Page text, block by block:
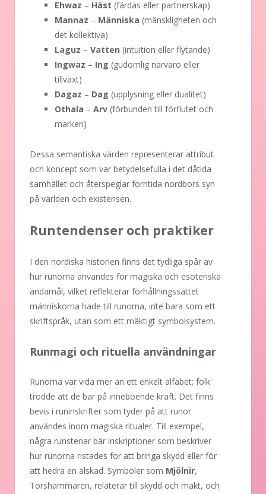
Ehwaz – Häst (färdas eller partnerskap)
Mannaz – Människa (mänskligheten och
det kollektiva)
Laguz – Vatten (intuition eller flytande)
Ingwaz – Ing (gudomlig närvaro eller
tillväxt)
Dagaz – Dag (upplysning eller dualitet)
Othala – Arv (förbunden till förflutet och
marken)
Dessa semantiska värden representerar attribut
och koncept som var betydelsefulla i det dåtida
samhället och återspeglar forntida nordbors syn
på världen och existensen.
Runtendenser och praktiker
I den nordiska historien finns det tydliga spår av
hur runorna användes för magiska och esoteriska
ändamål, vilket reflekterar förhållningssättet
människorna hade till runorna, inte bara som ett
skriftspråk, utan som ett mäktigt symbolsystem.
Runmagi och rituella användningar
Runorna var vida mer än ett enkelt alfabet; folk
trodde att de bar på inneboende kraft. Det finns
bevis i runinskrifter som tyder på att runor
användes inom magiska ritualer. Till exempel,
några runstenar bär inskriptioner som beskriver
hur runorna ristades för att bringa skydd eller för
att hedra en älskad. Symboler som Mjölnir,
Torshammaren, relaterar till skydd och makt, och